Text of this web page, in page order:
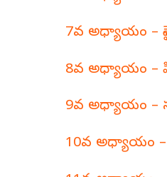
7వ అధ్యాయం –
8వ అధ్యాయం –
9వ అధ్యాయం –
10వ అధ్యాయం